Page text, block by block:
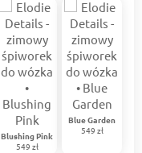
Blushing Pink
549 zł
Blue Garden
549 zł